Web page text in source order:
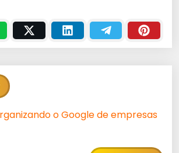
o Google de empresas